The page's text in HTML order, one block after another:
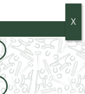
Х
Х